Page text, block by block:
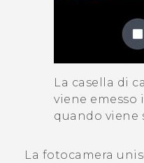
La casella di
viene
quando viene
La fotocamera